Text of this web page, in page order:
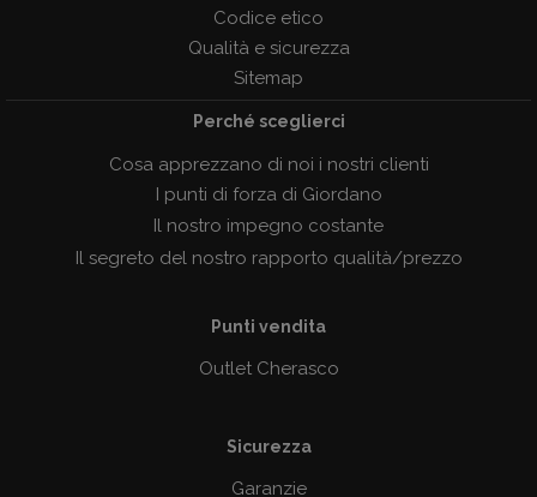
Codice etico
Qualità e sicurezza
Sitemap
Perché sceglierci
Cosa apprezzano di noi i nostri clienti
I punti di forza di Giordano
Il nostro impegno costante
Il segreto del nostro rapporto qualità/prezzo
Punti vendita
Outlet Cherasco
Sicurezza
Garanzie